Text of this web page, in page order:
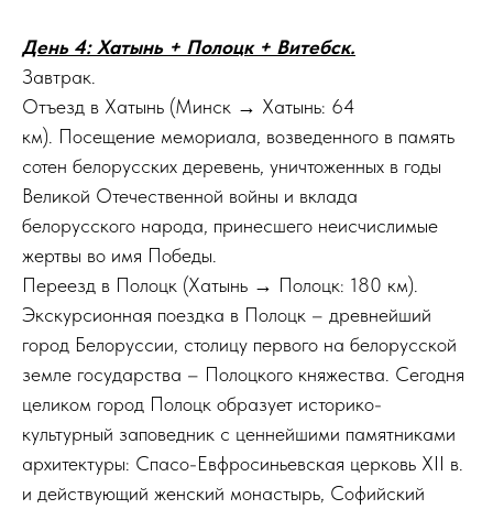
День 4: Хатынь + Полоцк + Витебск.
Завтрак.
Отъезд в Хатынь (Минск → Хатынь: 64
км). Посещение мемориала, возведенного в память
сотен белорусских деревень, уничтоженных в годы
Великой Отечественной войны и вклада
белорусского народа, принесшего неисчислимые
жертвы во имя Победы.
Переезд в Полоцк (Хатынь → Полоцк: 180 км).
Экскурсионная поездка в Полоцк – древнейший
город Белоруссии, столицу первого на белорусской
земле государства – Полоцкого княжества. Сегодня
целиком город Полоцк образует историко-
культурный заповедник с ценнейшими памятниками
архитектуры: Спасо-Евфросиньевская церковь XII в.
и действующий женский монастырь, Софийский